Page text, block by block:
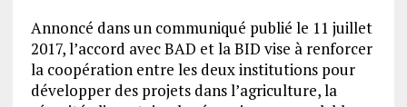
Annoncé dans un communiqué publié le 11 juillet
2017, l’accord avec BAD et la BID vise à renforcer
la coopération entre les deux institutions pour
développer des projets dans l’agriculture, la